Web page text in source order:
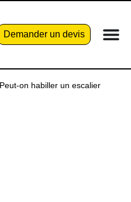
Demander un devis
Peut-on habiller un escalier